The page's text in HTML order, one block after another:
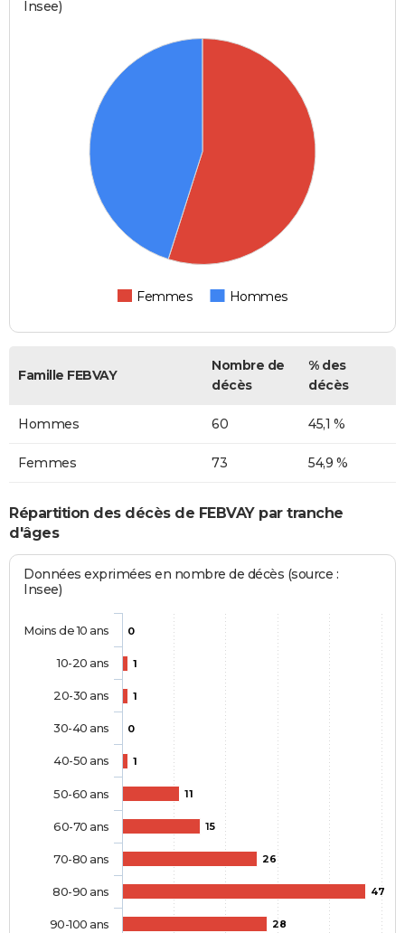
Insee)
Femmes Hommes
Famille FEBVAY
Nombre de
décès
% des
décès
Hommes 60 45,1 %
Femmes 73 54,9 %
Répartition des décès de FEBVAY par tranche
d'âges
Données exprimées en nombre de décès (source :
Insee)
0
1
1
0
1
11
15
26
47
28
Moins de 10 ans
10-20 ans
20-30 ans
30-40 ans
40-50 ans
50-60 ans
60-70 ans
70-80 ans
80-90 ans
90-100 ans